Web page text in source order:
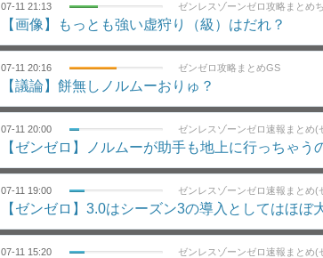
07-11 21:13 ゼンレスゾーンゼロ攻略まとめ
【画像】もっとも強い虚狩り（級）はだれ？
07-11 20:16 ゼンゼロ攻略まとめGS
【議論】餅無しノルムーおりゅ？
07-11 20:00 ゼンレスゾーンゼロ速報まとめ(
【ゼンゼロ】ノルムーが助手も地上に行っちゃ
07-11 19:00 ゼンレスゾーンゼロ速報まとめ(
【ゼンゼロ】3.0はシーズン3の導入としてはほぼ
07-11 15:20 ゼンレスゾーンゼロ速報まとめ(